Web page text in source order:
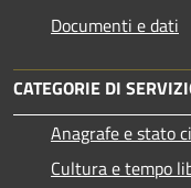
Documenti e dati
CATEGORIE DI
Anagrafe e stato
Cultura e tempo